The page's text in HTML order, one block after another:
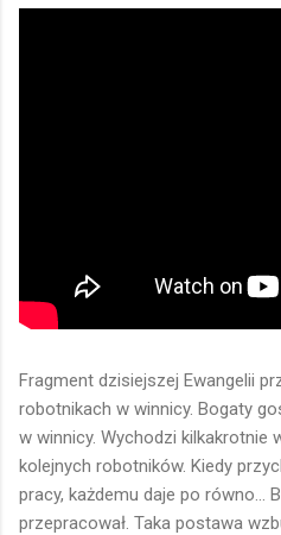
Fragment dzisiejszej Ewangelii
robotnikach w winnicy. Bogaty
w winnicy. Wychodzi kilkakrotnie
kolejnych robotników. Kiedy
pracy, każdemu daje po równo...
przepracował. Taka postawa